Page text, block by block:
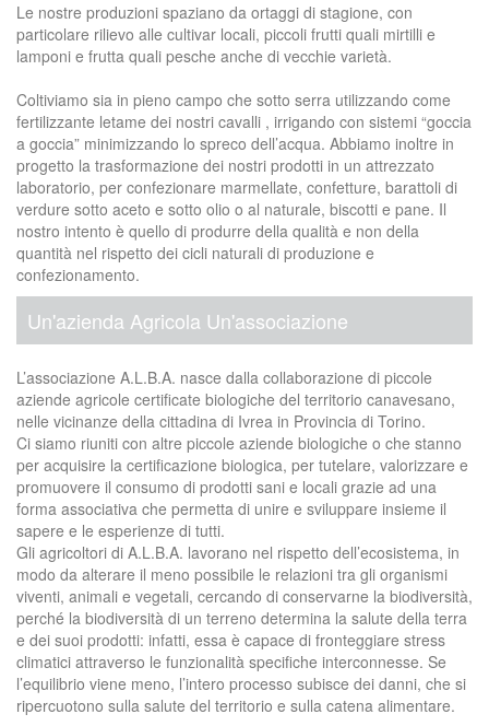
Le nostre produzioni spaziano da ortaggi di stagione, con
particolare rilievo alle cultivar locali, piccoli frutti quali mirtilli e
lamponi e frutta quali pesche anche di vecchie varietà.
Coltiviamo sia in pieno campo che sotto serra utilizzando come
fertilizzante letame dei nostri cavalli , irrigando con sistemi “goccia
a goccia” minimizzando lo spreco dell’acqua. Abbiamo inoltre in
progetto la trasformazione dei nostri prodotti in un attrezzato
laboratorio, per confezionare marmellate, confetture, barattoli di
verdure sotto aceto e sotto olio o al naturale, biscotti e pane. Il
nostro intento è quello di produrre della qualità e non della
quantità nel rispetto dei cicli naturali di produzione e
confezionamento.
Un'azienda Agricola Un'associazione
L’associazione A.L.B.A. nasce dalla collaborazione di piccole
aziende agricole certificate biologiche del territorio canavesano,
nelle vicinanze della cittadina di Ivrea in Provincia di Torino.
Ci siamo riuniti con altre piccole aziende biologiche o che stanno
per acquisire la certificazione biologica, per tutelare, valorizzare e
promuovere il consumo di prodotti sani e locali grazie ad una
forma associativa che permetta di unire e sviluppare insieme il
sapere e le esperienze di tutti.
Gli agricoltori di A.L.B.A. lavorano nel rispetto dell’ecosistema, in
modo da alterare il meno possibile le relazioni tra gli organismi
viventi, animali e vegetali, cercando di conservarne la biodiversità,
perché la biodiversità di un terreno determina la salute della terra
e dei suoi prodotti: infatti, essa è capace di fronteggiare stress
climatici attraverso le funzionalità specifiche interconnesse. Se
l’equilibrio viene meno, l’intero processo subisce dei danni, che si
ripercuotono sulla salute del territorio e sulla catena alimentare.